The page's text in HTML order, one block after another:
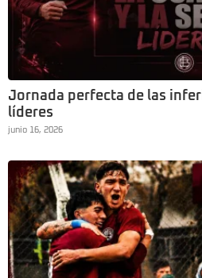
Jornada perfecta de las
líderes
junio 16, 2026